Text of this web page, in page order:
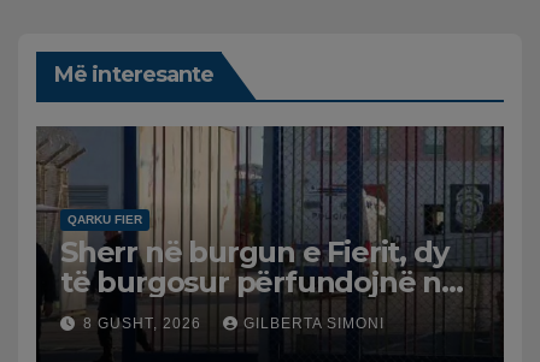
Më interesante
QARKU FIER
Sherr në burgun e Fierit, dy
të burgosur përfundojnë në
spital
8 GUSHT, 2026 GILBERTA SIMONI